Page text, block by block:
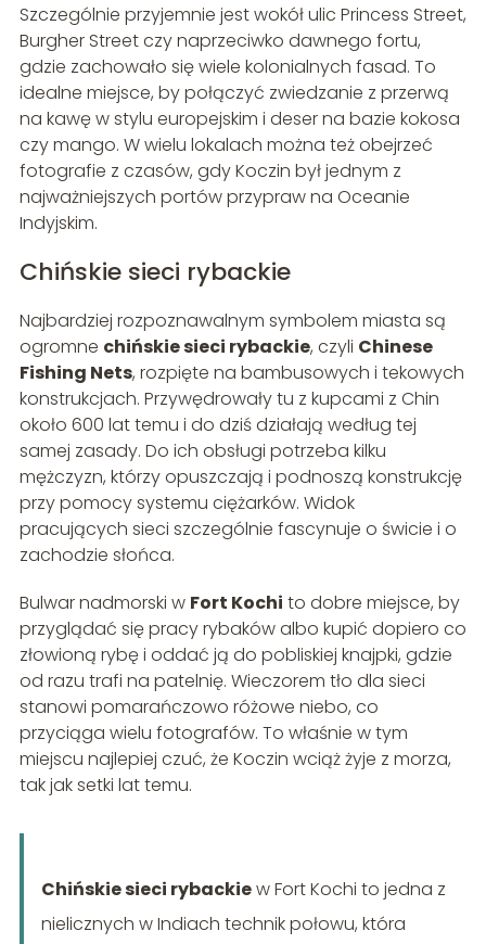
Szczególnie przyjemnie jest wokół ulic Princess Street,
Burgher Street czy naprzeciwko dawnego fortu,
gdzie zachowało się wiele kolonialnych fasad. To
idealne miejsce, by połączyć zwiedzanie z przerwą
na kawę w stylu europejskim i deser na bazie kokosa
czy mango. W wielu lokalach można też obejrzeć
fotografie z czasów, gdy Koczin był jednym z
najważniejszych portów przypraw na Oceanie
Indyjskim.
Chińskie sieci rybackie
Najbardziej rozpoznawalnym symbolem miasta są
ogromne chińskie sieci rybackie, czyli Chinese
Fishing Nets, rozpięte na bambusowych i tekowych
konstrukcjach. Przywędrowały tu z kupcami z Chin
około 600 lat temu i do dziś działają według tej
samej zasady. Do ich obsługi potrzeba kilku
mężczyzn, którzy opuszczają i podnoszą konstrukcję
przy pomocy systemu ciężarków. Widok
pracujących sieci szczególnie fascynuje o świcie i o
zachodzie słońca.
Bulwar nadmorski w Fort Kochi to dobre miejsce, by
przyglądać się pracy rybaków albo kupić dopiero co
złowioną rybę i oddać ją do pobliskiej knajpki, gdzie
od razu trafi na patelnię. Wieczorem tło dla sieci
stanowi pomarańczowo różowe niebo, co
przyciąga wielu fotografów. To właśnie w tym
miejscu najlepiej czuć, że Koczin wciąż żyje z morza,
tak jak setki lat temu.
Chińskie sieci rybackiew Fort Kochi to jedna z
nielicznych w Indiach technik połowu, która